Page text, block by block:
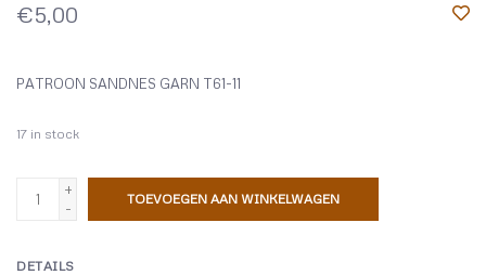
€5,00
PATROON SANDNES GARN T61-11
17 in stock
+
-
TOEVOEGEN AAN WINKELWAGEN
DETAILS